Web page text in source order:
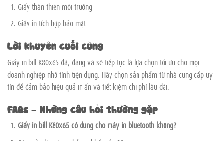
Giấy thân thiện môi trường
Giấy in tích hợp bảo mật
Lời khuyên cuối cùng
Giấy in bill K80x65 đã, đang và sẽ tiếp tục là lựa chọn tối ưu cho mọi
doanh nghiệp nhờ tính tiện dụng. Hãy chọn sản phẩm từ nhà cung cấp uy
tín để đảm bảo hiệu quả in ấn và tiết kiệm chi phí lâu dài.
FAQs – Những câu hỏi thường gặp
Giấy in bill K80x65 có dùng cho máy in bluetooth không?